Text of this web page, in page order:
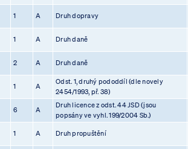
1 A Druh dopravy
1 A Druh daně
2 A Druh daně
1 A
Odst. 1, druhý pododdíl (dle novely
2454/1993, př. 38)
6 A
Druh licence z odst. 44 JSD (jsou
popsány ve vyhl. 199/2004 Sb.)
1 A Druh propuštění